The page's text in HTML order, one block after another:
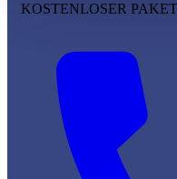
KOSTENLOSER